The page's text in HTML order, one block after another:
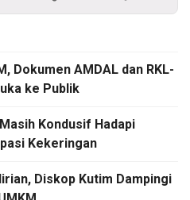
Dokumen AMDAL dan RKL-
ke Publik
Kondusif Hadapi
Kekeringan
Diskop Kutim Dampingi